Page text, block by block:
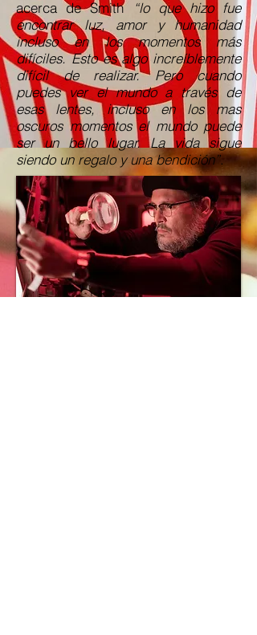
acerca de Smith “lo que hizo fue
encontrar luz, amor y humanidad
incluso en los momentos más
difíciles. Esto es algo increíblemente
difícil de realizar. Pero cuando
puedes ver el mundo a través de
esas lentes, incluso en los mas
oscuros momentos el mundo puede
ser un bello lugar. La vida sigue
siendo un regalo y una bendición”.